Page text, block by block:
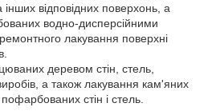
відповідних поверхонь, а
водно-дисперсійними
лакування поверхні
деревом стін, стель,
а також лакування кам'яних
стін і стель.